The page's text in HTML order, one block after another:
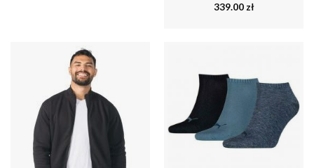
339.00 zł